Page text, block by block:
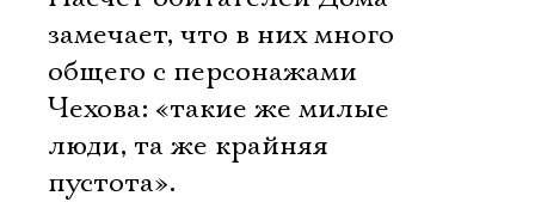
замечает, что в них много
общего с персонажами
Чехова: «такие же милые
люди, та же крайняя
пустота».